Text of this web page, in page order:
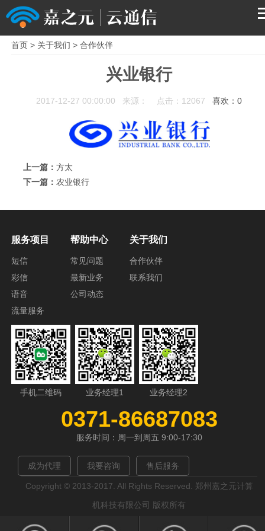
解决方案
首页> 关于我们 > 合作伙伴
兴业银行
2017-12-27 00:00:00 来源： 点击：12067喜欢：0
上一篇： 方太
下一篇： 农业银行
服务项目
短信
彩信
语音
流量服务
帮助中心
常见问题
最新业务
公司动态
关于我们
合作伙伴
联系我们
手机二维码 业务经理1 业务经理2
0371-86687083
服务时间：周一到周五 9:00-17:30
成为代理 我要咨询 售后服务
Copyright © 2013-2017. All Rights Reserved. 郑州嘉之元计算
机科技有限公司 版权所有
[网站地图]
[联系我们]